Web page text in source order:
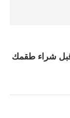
شراء طقمك